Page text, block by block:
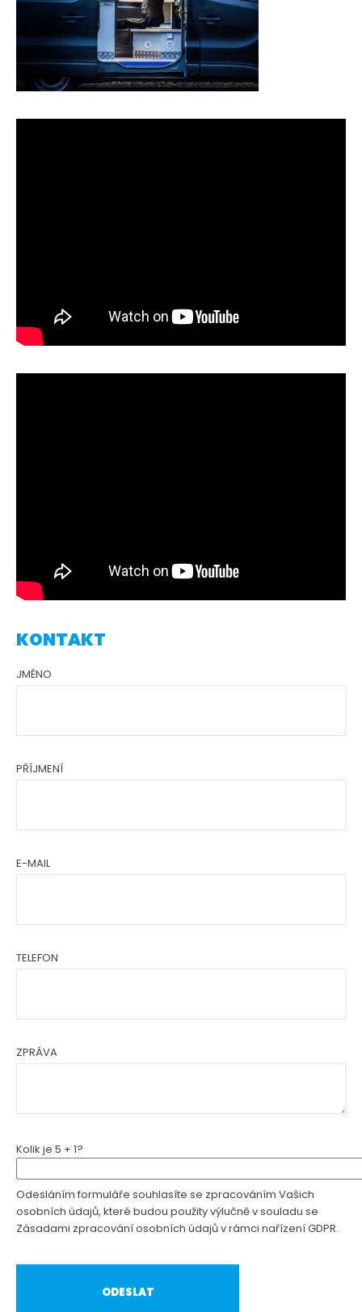
KONTAKT
JMÉNO
PŘÍJMENÍ
E-MAIL
TELEFON
ZPRÁVA
Kolik je 5 + 1?
Odesláním formuláře souhlasíte se zpracováním Vašich
osobních údajů, které budou použity výlučně v souladu se
Zásadami zpracování osobních údajů v rámci nařízení GDPR.